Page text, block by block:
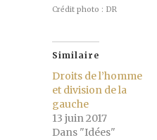
Crédit photo : DR
Similaire
Droits de l’homme
et division de la
gauche
13 juin 2017
Dans "Idées"